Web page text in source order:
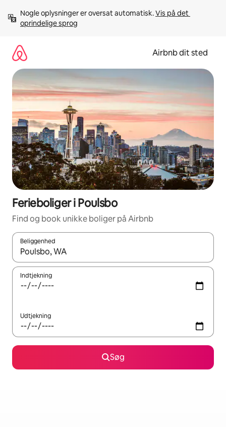
videre
Nogle oplysninger er oversat automatisk. Vis på det
oprindelige sprog
Airbnb dit sted
Ferieboliger i Poulsbo
Find og book unikke boliger på Airbnb
Beliggenhed
Når resultaterne er tilgængelige, skal du navigere med
Indtjekning
Udtjekning
Søg